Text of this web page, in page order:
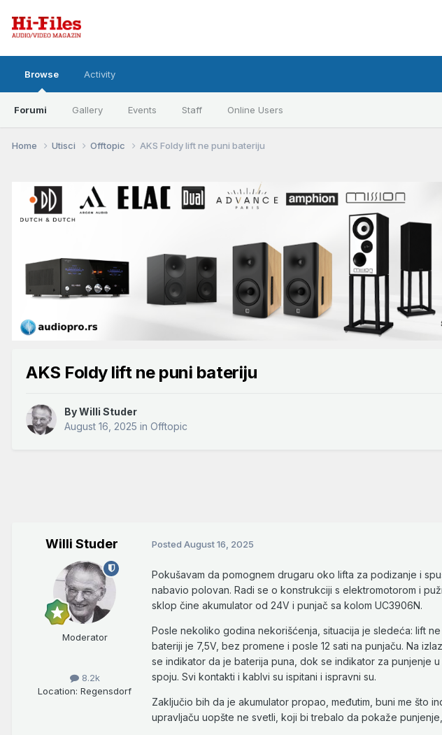
Browse
Forumi Gallery Events Staff Online Users
Activity
Home Utisci Offtopic AKS Foldy lift ne puni bateriju
AKS Foldy lift ne puni bateriju
ByWilli Studer
August 16, 2025 in Offtopic
Willi Studer
Moderator
8.2k
Location: Regensdorf
Posted August 16, 2025
Pokušavam da pomognem drugaru oko lifta za podizanje i
nabavio polovan. Radi se o konstrukciji s elektromotorom i
sklop čine akumulator od 24V i punjač sa kolom UC3906N.
Posle nekoliko godina nekorišćenja, situacija je sledeća: lift
bateriji je 7,5V, bez promene i posle 12 sati na punjaču. Na
se indikator da je baterija puna, dok se indikator za punjenje
spoju. Svi kontakti i kablvi su ispitani i ispravni su.
Zaključio bih da je akumulator propao, međutim, buni me što
upravljaču uopšte ne svetli, koji bi trebalo da pokaže